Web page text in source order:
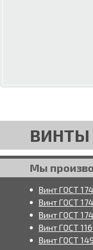
Мы
Винт ГОСТ
Винт ГОСТ
Винт ГОСТ
Винт ГОСТ
Винт ГОСТ